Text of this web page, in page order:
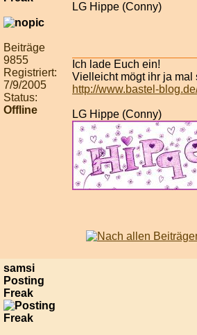
Beiträge
9855
Registriert:
7/9/2005
Status:
Offline
LG Hippe (Conny)
Ich lade Euch ein!
Vielleicht mögt ihr ja mal
http://www.bastel-
LG Hippe (Conny)
samsi
Posting
Freak